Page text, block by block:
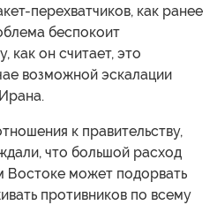
перехватчиков, как ранее
беспокоит
как он считает, это
возможной эскалации
к правительству,
что большой расход
может подорвать
противников по всему